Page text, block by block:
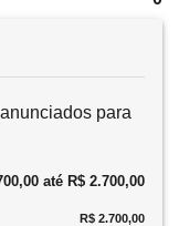
para
até R$ 2.700,00
R$ 2.700,00